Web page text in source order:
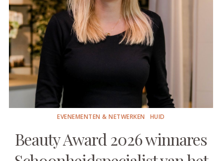
EVENEMENTEN & NETWERKEN HUID
Beauty Award 2026 winnares